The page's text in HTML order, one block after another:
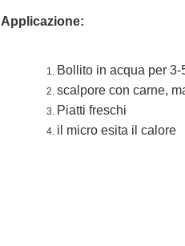
Applicazione:
Bollito in acqua per
scalpore con carne,
Piatti freschi
il micro esita il calore